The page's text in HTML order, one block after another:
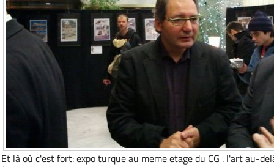
Et là où c'est fort: expo turque au meme etage du CG . l'art au-